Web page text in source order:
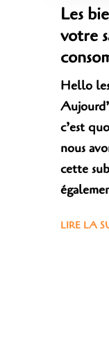
Les
votre
Hello
c’est
nous
cette
LIRE LA